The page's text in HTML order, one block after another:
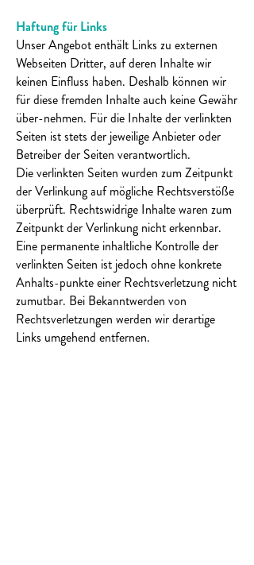
Haftung für Links
Unser Angebot enthält Links zu externen
Webseiten Dritter, auf deren Inhalte wir
keinen Einfluss haben. Deshalb können wir
für diese fremden Inhalte auch keine Gewähr
über-nehmen. Für die Inhalte der verlinkten
Seiten ist stets der jeweilige Anbieter oder
Betreiber der Seiten verantwortlich.
Die verlinkten Seiten wurden zum Zeitpunkt
der Verlinkung auf mögliche Rechtsverstöße
überprüft. Rechtswidrige Inhalte waren zum
Zeitpunkt der Verlinkung nicht erkennbar.
Eine permanente inhaltliche Kontrolle der
verlinkten Seiten ist jedoch ohne konkrete
Anhalts-punkte einer Rechtsverletzung nicht
zumutbar. Bei Bekanntwerden von
Rechtsverletzungen werden wir derartige
Links umgehend entfernen.